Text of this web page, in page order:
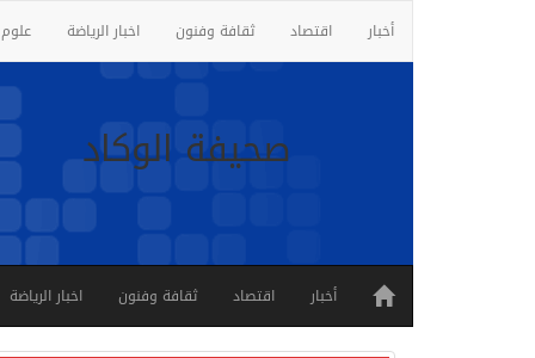
أخبار اقتصاد ثقافة وفنون اخبار الرياضة
صحيفة الوكاد
أخبار اقتصاد ثقافة وفنون اخبار الرياضة